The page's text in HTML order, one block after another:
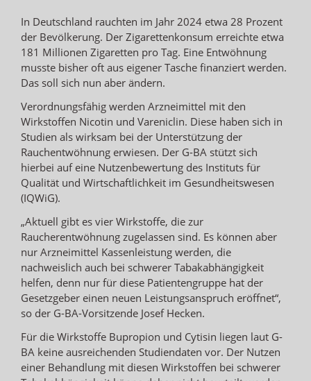
In Deutschland rauchten im Jahr 2024 etwa 28 Prozent
der Bevölkerung. Der Zigarettenkonsum erreichte etwa
181 Millionen Zigaretten pro Tag. Eine Entwöhnung
musste bisher oft aus eigener Tasche finanziert werden.
Das soll sich nun aber ändern.
Verordnungsfähig werden Arzneimittel mit den
Wirkstoffen Nicotin und Vareniclin. Diese haben sich in
Studien als wirksam bei der Unterstützung der
Rauchentwöhnung erwiesen. Der G-BA stützt sich
hierbei auf eine Nutzenbewertung des Instituts für
Qualität und Wirtschaftlichkeit im Gesundheitswesen
(IQWiG).
„Aktuell gibt es vier Wirkstoffe, die zur
Raucherentwöhnung zugelassen sind. Es können aber
nur Arzneimittel Kassenleistung werden, die
nachweislich auch bei schwerer Tabakabhängigkeit
helfen, denn nur für diese Patientengruppe hat der
Gesetzgeber einen neuen Leistungsanspruch eröffnet“,
so der G-BA-Vorsitzende Josef Hecken.
Für die Wirkstoffe Bupropion und Cytisin liegen laut G-
BA keine ausreichenden Studiendaten vor. Der Nutzen
einer Behandlung mit diesen Wirkstoffen bei schwerer